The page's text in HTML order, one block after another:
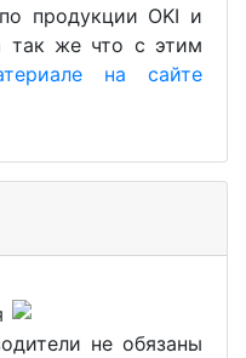
продукции OKI и
так же что с этим
на сайте
не обязаны